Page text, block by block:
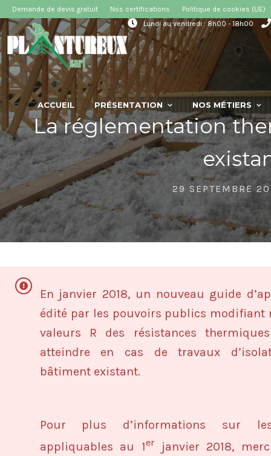
Demande de devis gratuit Nos certifications
Politique de cookies (UE)
Lundi au vendredi : 8h00 - 18h00
ACCUEIL PRÉSENTATION NOS MÉTIERS
La réglementation
29 SEPTEMBRE
En janvier 2018, un nouveau guide
édité par les pouvoirs publics modifiant
valeurs R des résistances
atteindre en cas de travaux
bâtiment existant.
Pour plus d’informations sur
appliquables au 1er
janvier 2018,